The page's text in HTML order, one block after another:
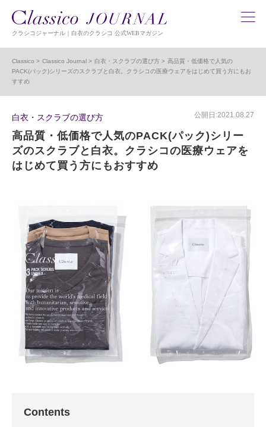
クラシコジャーナル｜白衣のクラシコ 公式WEBマガジン
Classico Classico Journal 白衣・スクラブの選び方
高品質・低価格で人気の
PACK(パック)シリーズのスクラブと白衣。クラシコの医療ウェアをはじめて買う方にもお
すすめ
白衣・スクラブの選び方 公開日:2021.08.27
高品質・低価格で人気のPACK(パック)シリー
ズのスクラブと白衣。クラシコの医療ウェアを
はじめて買う方にもおすすめ
Contents